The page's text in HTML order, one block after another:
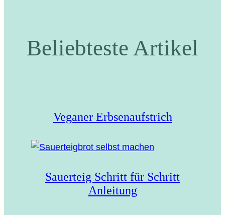
Beliebteste Artikel
Veganer Erbsenaufstrich
Sauerteig Schritt für Schritt
Anleitung